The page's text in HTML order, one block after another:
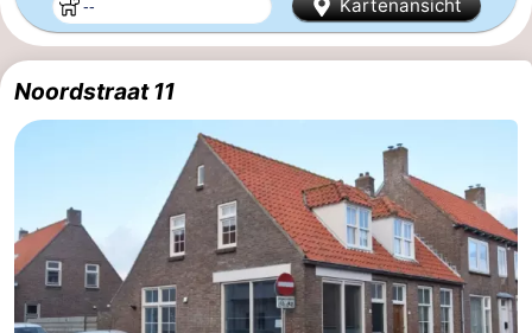
Appartements
-
Aparthotel
-
Duinoord
-
Duinweg
-
Kartenansicht
Noordstraat 11